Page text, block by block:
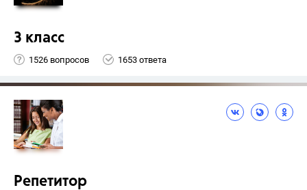
3 класс
1526 вопросов 1653 ответа
Репетитор